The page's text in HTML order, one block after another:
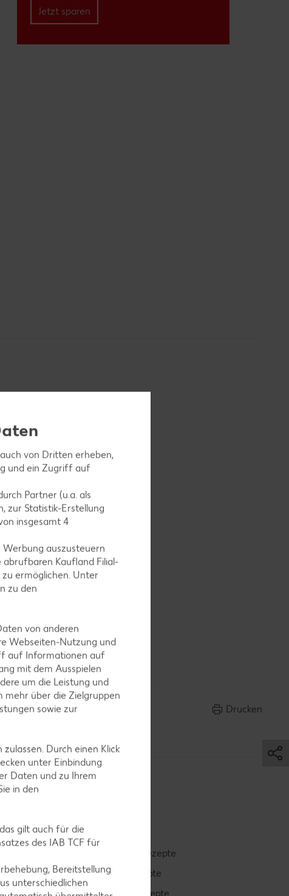
Jetzt sparen
Ingwer
ca. 3–5
und
zufügen
Drucken
Smoothie-Rezepte
Bowle-Rezepte
Cocktail-Rezepte
von Dritten erheben,
und ein Zugriff auf
Partner (u.a. als
zur Statistik-Erstellung
insgesamt4
auszusteuern
Kaufland Filial-
ermöglichen. Unter
zu den
von anderen
Webseiten-Nutzung und
auf Informationen auf
mit dem Ausspielen
um die Leistung und
mehr über die Zielgruppen
sowie zur
Durch einen Klick
unter Einbindung
Daten und zu Ihrem
in den
gilt auch für die
des IAB TCF für
Bereitstellung
unterschiedlichen